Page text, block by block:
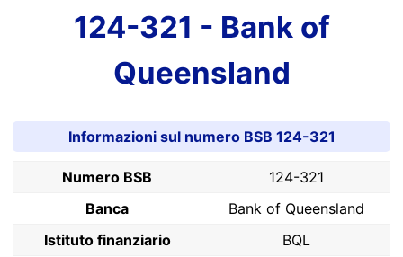
124-321 - Bank of
Queensland
Informazioni sul numero BSB 124-321
Numero BSB
124-321
Banca
Bank of Queensland
Istituto finanziario
BQL